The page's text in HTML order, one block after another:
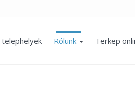
telephelyek Rólunk Terkep